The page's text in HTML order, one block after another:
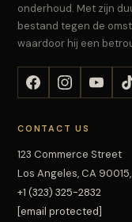
onderhoud. Met zijn
bestand tegen de
waardoor hij een
CONTACT US
123 Commerce Street
Los Angeles, CA 90015,
+1 (323) 325-2832
[email protected]